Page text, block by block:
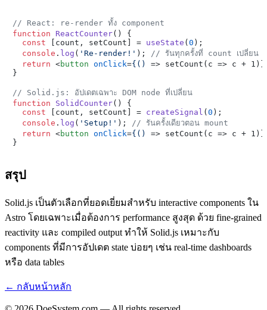
// React: re-render ทั้ง component
function
ReactCounter( ) {
const [count, setCount] = useState ( 0 );
console . log ( 'Re-render!' ); // รันทุกครั้งที่ count เปลี่ยน
return <button onClick={() => setCount(c => c +
}
// Solid.js: อัปเดตเฉพาะ DOM node ที่เปลี่ยน
function
SolidCounter( ) {
const [count, setCount] = createSignal ( 0 );
console . log ( 'Setup!' ); // รันครั้งเดียวตอน mount
return <button onClick={() => setCount(c => c +
สรุป
Solid.js เป็นตัวเลือกที่ยอดเยี่ยมสำหรับ interactive components ใน
Astro โดยเฉพาะเมื่อต้องการ performance สูงสุด ด้วย fine-grained
reactivity และ compiled output ทำให้ Solid.js เหมาะกับ
components ที่มีการอัปเดต state บ่อยๆ เช่น real-time dashboards
หรือ data tables
← กลับหน้าหลัก